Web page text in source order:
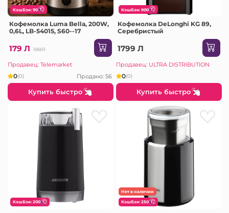
КэшБэк: 90
Кофемолка Luma Bella, 200W,
0,6L, LB-54015, S60--17
179 Л 199Л
Продавец: Telemarket
0(0) Продано: 56
Купить быстро
КэшБэк: 900
Кофемолка DeLonghi KG 89,
Серебристый
1799 Л
Продавец: ULTRA DISTRIBUTION
0(0)
Купить быстро
КэшБэк: 200
Нет в наличии
КэшБэк: 250